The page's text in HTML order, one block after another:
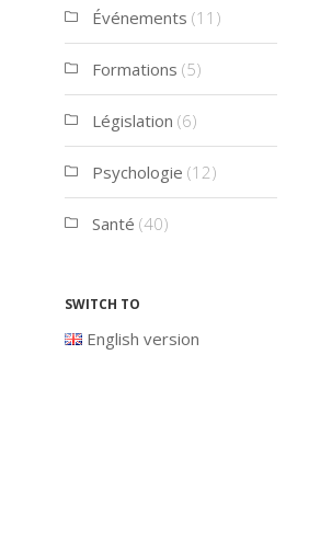
Événements (11)
Formations (5)
Législation (6)
Psychologie (12)
Santé (40)
Switch to
English version